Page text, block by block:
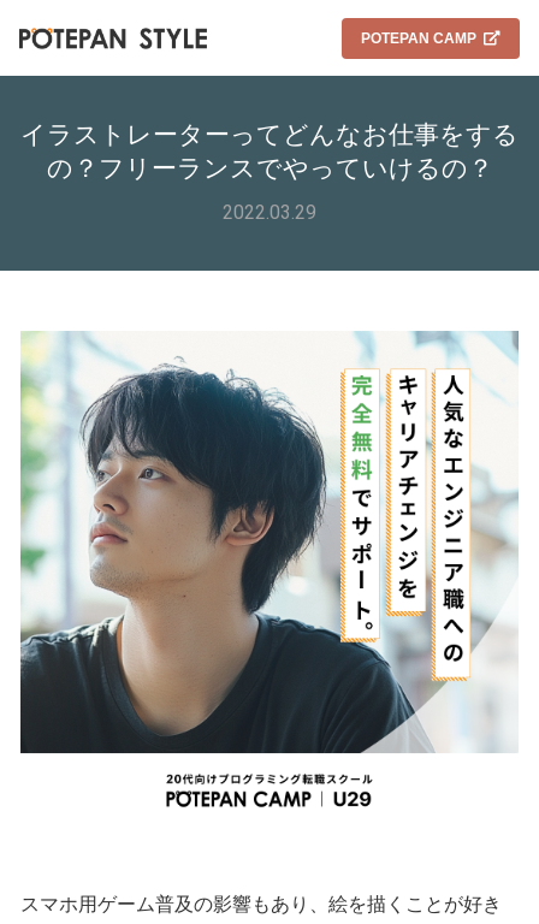
POTEPAN CAMP
イラストレーターってどんなお仕事をする
の？フリーランスでやっていけるの？
2022.03.29
スマホ用ゲーム普及の影響もあり、絵を描くことが好き